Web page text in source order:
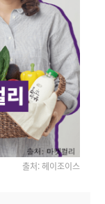
출처: 헤이조이스